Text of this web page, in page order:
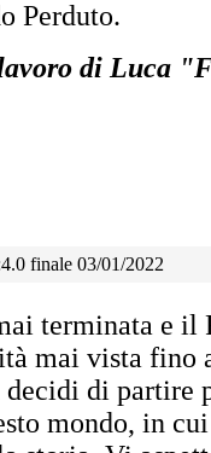
Perduto.
di Luca
finale 03/01/2022
terminata e il
mai vista fino
di partire
mondo, in